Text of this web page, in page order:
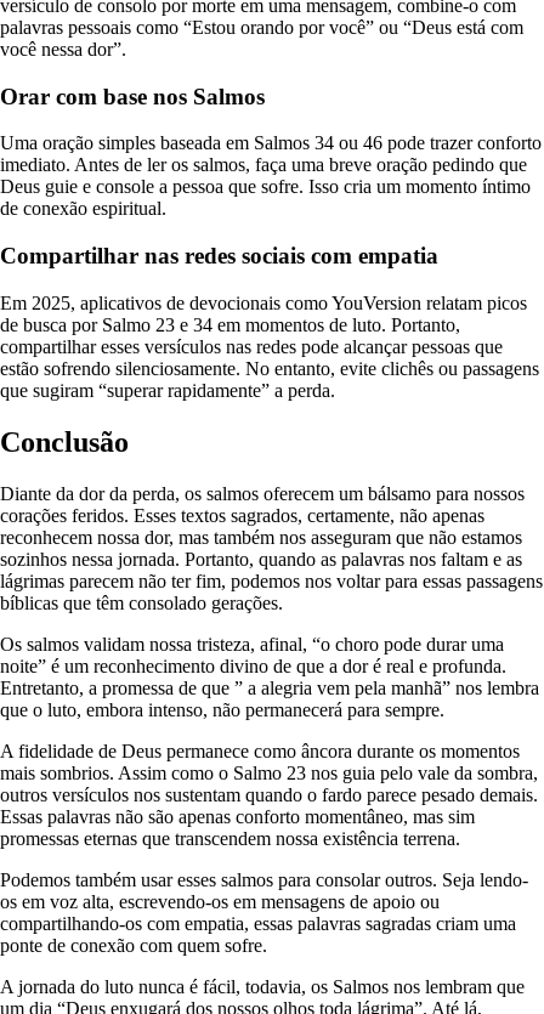
versículo de consolo por morte em uma mensagem, combine-o com
palavras pessoais como “Estou orando por você” ou “Deus está com
você nessa dor”.
Orar com base nos Salmos
Uma oração simples baseada em Salmos 34 ou 46 pode trazer conforto
imediato. Antes de ler os salmos, faça uma breve oração pedindo que
Deus guie e console a pessoa que sofre. Isso cria um momento íntimo
de conexão espiritual.
Compartilhar nas redes sociais com empatia
Em 2025, aplicativos de devocionais como YouVersion relatam picos
de busca por Salmo 23 e 34 em momentos de luto. Portanto,
compartilhar esses versículos nas redes pode alcançar pessoas que
estão sofrendo silenciosamente. No entanto, evite clichês ou passagens
que sugiram “superar rapidamente” a perda.
Conclusão
Diante da dor da perda, os salmos oferecem um bálsamo para nossos
corações feridos. Esses textos sagrados, certamente, não apenas
reconhecem nossa dor, mas também nos asseguram que não estamos
sozinhos nessa jornada. Portanto, quando as palavras nos faltam e as
lágrimas parecem não ter fim, podemos nos voltar para essas passagens
bíblicas que têm consolado gerações.
Os salmos validam nossa tristeza, afinal, “o choro pode durar uma
noite” é um reconhecimento divino de que a dor é real e profunda.
Entretanto, a promessa de que ” a alegria vem pela manhã” nos lembra
que o luto, embora intenso, não permanecerá para sempre.
A fidelidade de Deus permanece como âncora durante os momentos
mais sombrios. Assim como o Salmo 23 nos guia pelo vale da sombra,
outros versículos nos sustentam quando o fardo parece pesado demais.
Essas palavras não são apenas conforto momentâneo, mas sim
promessas eternas que transcendem nossa existência terrena.
Podemos também usar esses salmos para consolar outros. Seja lendo-
os em voz alta, escrevendo-os em mensagens de apoio ou
compartilhando-os com empatia, essas palavras sagradas criam uma
ponte de conexão com quem sofre.
A jornada do luto nunca é fácil, todavia, os Salmos nos lembram que
um dia “Deus enxugará dos nossos olhos toda lágrima”. Até lá,